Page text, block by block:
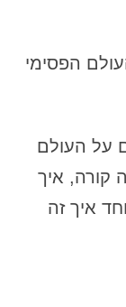
הפסימי
על העולם
קורה, איך
איך זה